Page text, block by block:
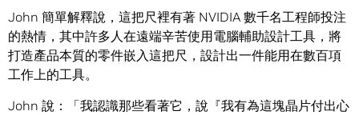
John 簡單解釋說，這把尺裡有著 NVIDIA 數千名工程師投注
的熱情，其中許多人在遠端辛苦使用電腦輔助設計工具，將
打造產品本質的零件嵌入這把尺，設計出一件能用在數百項
工作上的工具。
John 說：「我認識那些看著它，說『我有為這塊晶片付出心